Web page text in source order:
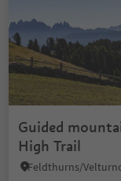
Guided
High Trail